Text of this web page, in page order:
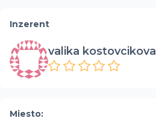
Inzerent
valika kostovcikova
Miesto: